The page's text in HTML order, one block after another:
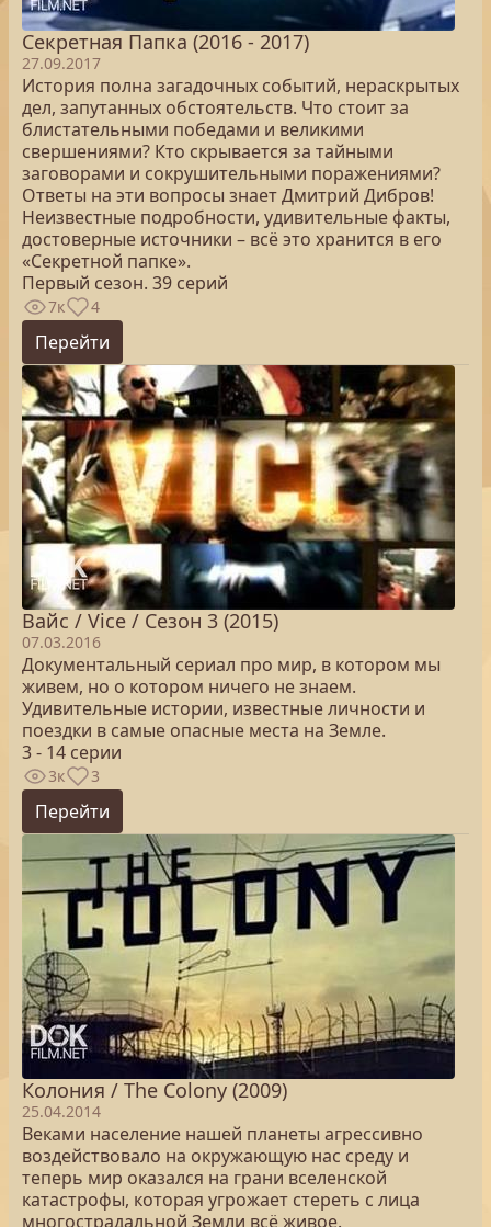
Секретная Папка (2016 - 2017)
27.09.2017
История полна загадочных событий, нераскрытых
дел, запутанных обстоятельств. Что стоит за
блистательными победами и великими
свершениями? Кто скрывается за тайными
заговорами и сокрушительными поражениями?
Ответы на эти вопросы знает Дмитрий Дибров!
Неизвестные подробности, удивительные факты,
достоверные источники – всё это хранится в его
«Секретной папке».
Первый сезон. 39 серий
7к 4
Перейти
Вайс / Vice / Сезон 3 (2015)
07.03.2016
Документальный сериал про мир, в котором мы
живем, но о котором ничего не знаем.
Удивительные истории, известные личности и
поездки в самые опасные места на Земле.
3 - 14 серии
3к 3
Перейти
Колония / The Colony (2009)
25.04.2014
Веками население нашей планеты агрессивно
воздействовало на окружающую нас среду и
теперь мир оказался на грани вселенской
катастрофы, которая угрожает стереть с лица
многострадальной Земли всё живое.